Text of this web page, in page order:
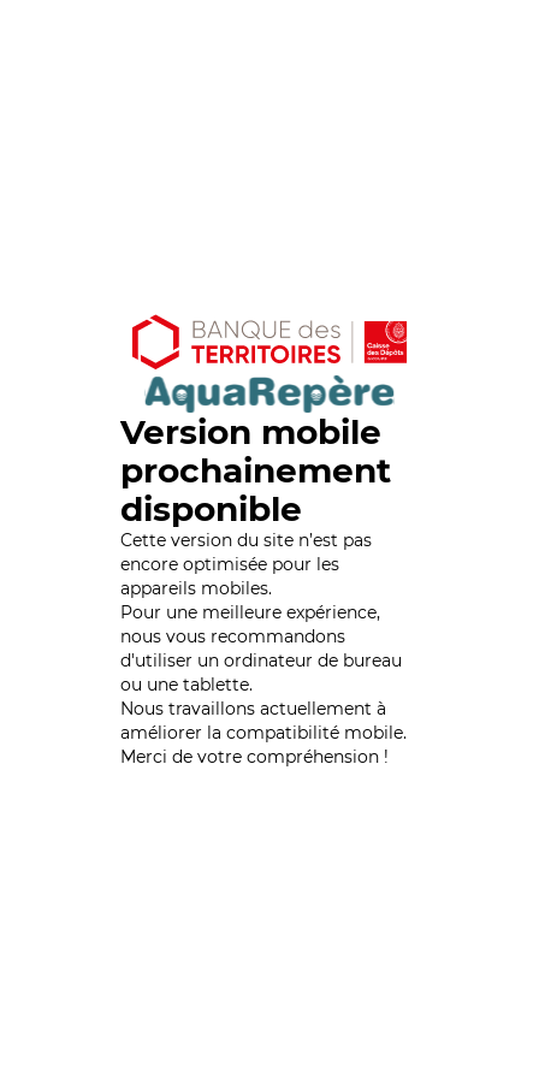
Version mobile
prochainement
disponible
Cette version du site n’est pas
encore optimisée pour les
appareils mobiles.
Pour une meilleure expérience,
nous vous recommandons
d'utiliser un ordinateur de bureau
ou une tablette.
Nous travaillons actuellement à
améliorer la compatibilité mobile.
Merci de votre compréhension !